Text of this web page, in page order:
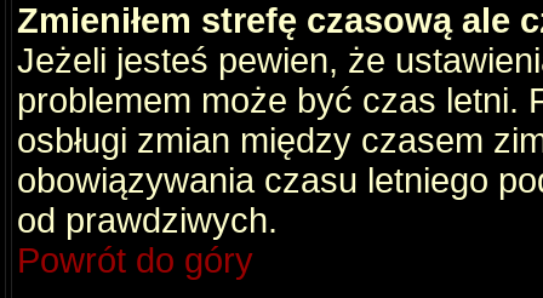
Zmieniłem strefę czasową ale
Jeżeli jesteś pewien, że
problemem może być czas letni.
osbługi zmian między czasem
obowiązywania czasu letniego
od prawdziwych.
Powrót do góry